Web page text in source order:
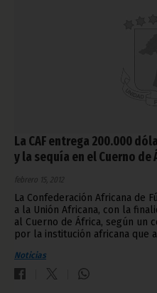
La CAF entrega 200.000
y la sequía en el Cuerno de
febrero 15, 2012
La Confederación Africana de
a la Unión Africana, con la
al Cuerno de África, según un
por la institución africana que
Noticias